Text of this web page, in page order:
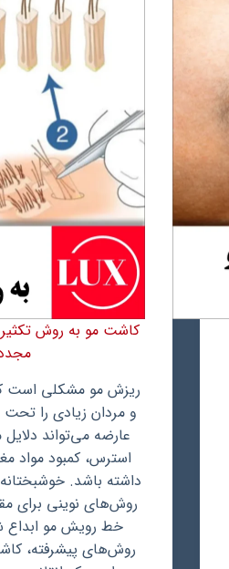
کاشت مو به روش تکثیر
ریزش مو مشکلی است
و مردان زیادی را تحت
عارضه می‌تواند
استرس، کمبود مواد
داشته باشد.
روش‌های نوینی برای
خط رویش مو ابداع
روش‌های پیشرفته،